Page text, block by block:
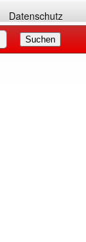
Datenschutz